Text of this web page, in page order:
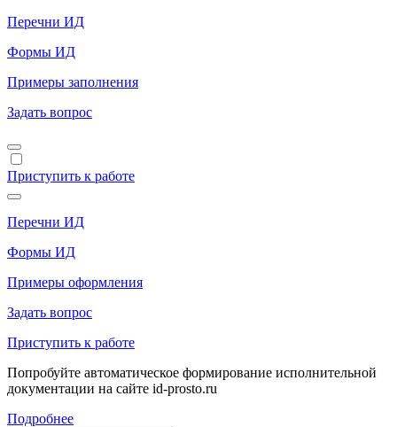
Перечни ИД
Формы ИД
Примеры заполнения
Задать вопрос
Приступить к работе
Перечни ИД
Формы ИД
Примеры оформления
Задать вопрос
Приступить к работе
Попробуйте автоматическое формирование исполнительной
документации на сайте id-prosto.ru
Подробнее